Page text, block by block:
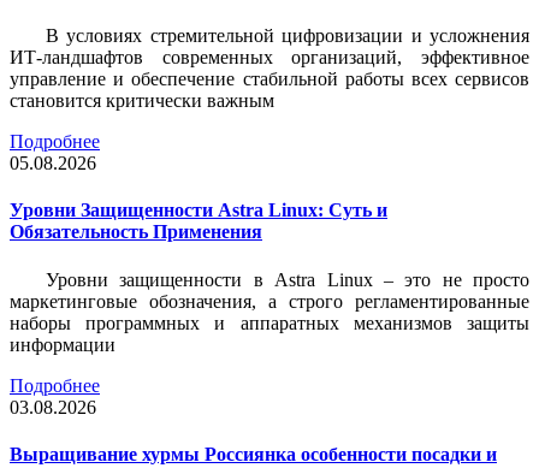
В условиях стремительной цифровизации и усложнения
ИТ-ландшафтов современных организаций, эффективное
управление и обеспечение стабильной работы всех сервисов
становится критически важным
Подробнее
05.08.2026
Уровни Защищенности Astra Linux: Суть и
Обязательность Применения
Уровни защищенности в Astra Linux – это не просто
маркетинговые обозначения, а строго регламентированные
наборы программных и аппаратных механизмов защиты
информации
Подробнее
03.08.2026
Выращивание хурмы Россиянка особенности посадки и